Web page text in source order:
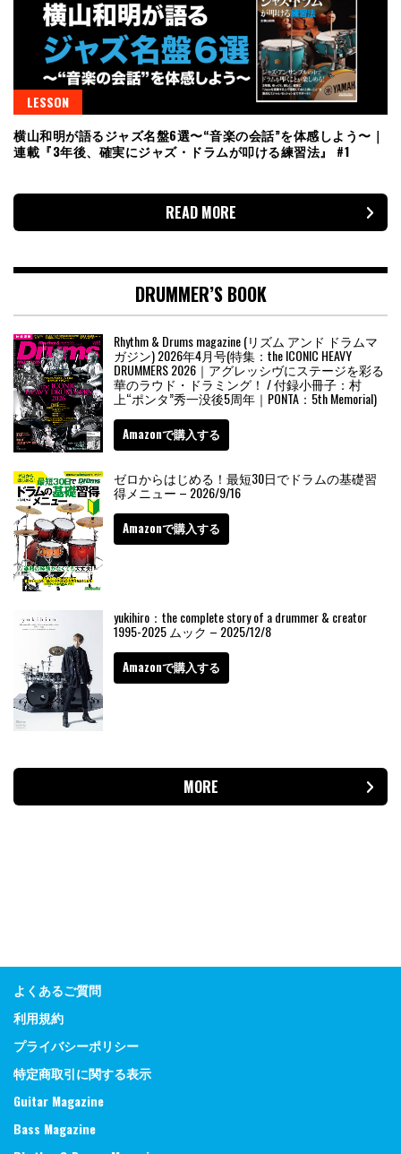
LESSON
横山和明が語るジャズ名盤6選〜“音楽の会話”を体感しよう〜｜
連載『3年後、確実にジャズ・ドラムが叩ける練習法』 #1
READ MORE
DRUMMER’S BOOK
Rhythm & Drums magazine (リズム アンド ドラムマ
ガジン) 2026年4月号(特集：the ICONIC HEAVY
DRUMMERS 2026｜アグレッシヴにステージを彩る
華のラウド・ドラミング！ / 付録小冊子：村
上“ポンタ”秀一没後5周年｜PONTA：5th Memorial)
Amazonで購入する
ゼロからはじめる！最短30日でドラムの基礎習
得メニュー – 2026/9/16
Amazonで購入する
yukihiro：the complete story of a drummer & creator
1995-2025 ムック – 2025/12/8
Amazonで購入する
MORE
よくあるご質問
利用規約
プライバシーポリシー
特定商取引に関する表示
Guitar Magazine
Bass Magazine